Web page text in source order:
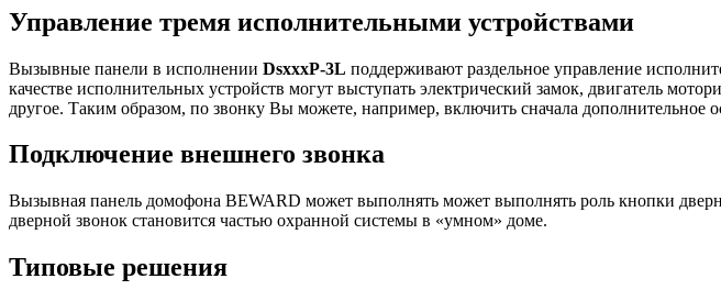
Управление тремя исполнительными устройствами
Вызывные панели в исполнении DsxxxP-3L поддерживают раздельное управление
качестве исполнительных устройств могут выступать электрический замок, двигатель
другое. Таким образом, по звонку Вы можете, например, включить сначала дополнительное
Подключение внешнего звонка
Вызывная панель домофона BEWARD может выполнять может выполнять роль кнопки
дверной звонок становится частью охранной системы в «умном» доме.
Типовые решения